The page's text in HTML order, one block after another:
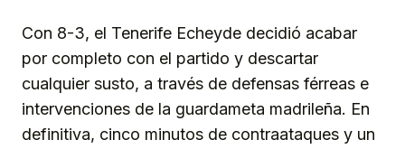
Con 8-3, el Tenerife Echeyde decidió acabar
por completo con el partido y descartar
cualquier susto, a través de defensas férreas e
intervenciones de la guardameta madrileña. En
definitiva, cinco minutos de contraataques y un